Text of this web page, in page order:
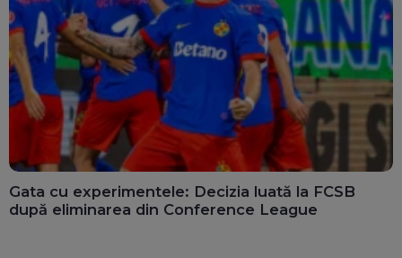
Gata cu experimentele: Decizia luată la FCSB
după eliminarea din Conference League